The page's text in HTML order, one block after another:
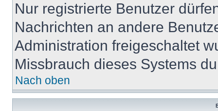
Nur registrierte Benutzer
Nachrichten an andere
Administration freigeschaltet
Missbrauch dieses Systems
Nach oben